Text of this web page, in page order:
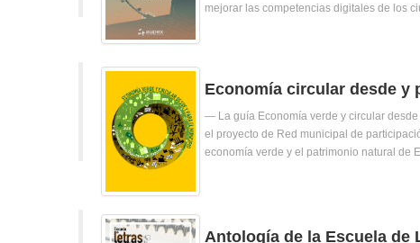
mejorar las competencias digitales de los
Economía circular desde y
La guía Economía verde y circular
el proyecto de Red municipal de
economía verde y el patrimonio natural de
Antología de la Escuela de